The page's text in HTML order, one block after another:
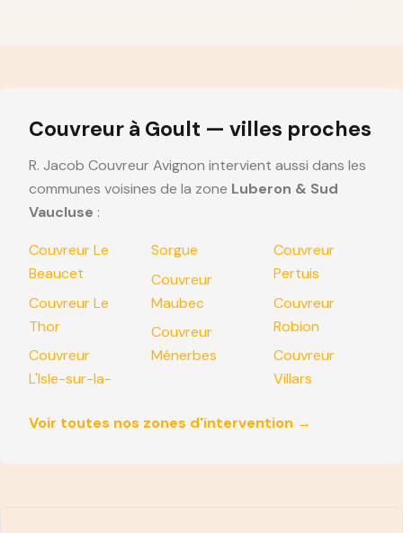
Couvreur à Goult — villes proches
R. Jacob Couvreur Avignon intervient aussi dans les
communes voisines de la zone Luberon & Sud
Vaucluse :
Couvreur Le
Beaucet
Couvreur Le
Thor
Couvreur
L'Isle-sur-la-
Sorgue
Couvreur
Maubec
Couvreur
Ménerbes
Couvreur
Pertuis
Couvreur
Robion
Couvreur
Villars
Voir toutes nos zones d'intervention →